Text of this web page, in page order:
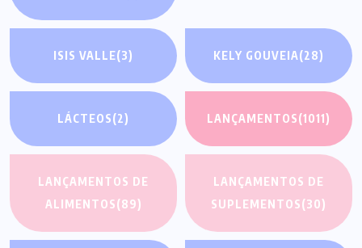
ISIS VALLE(3) KELY GOUVEIA(28)
LÁCTEOS(2) LANÇAMENTOS(1011)
LANÇAMENTOS DE
ALIMENTOS(89)
LANÇAMENTOS DE
SUPLEMENTOS(30)